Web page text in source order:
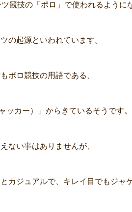
競技の「ポロ」で使われるように
の起源といわれています。
ポロ競技の用語である、
ッカー）」からきているそうです。
ない事はありませんが、
カジュアルで、キレイ目でもジャ